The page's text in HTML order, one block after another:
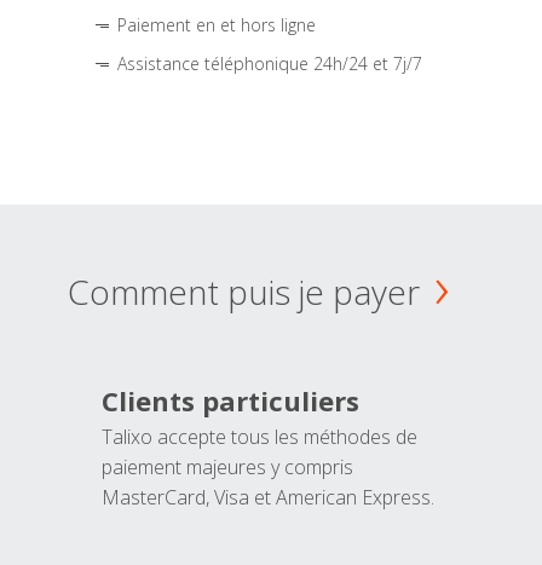
Paiement en et hors ligne
Assistance téléphonique 24h/24 et 7j/7
Comment puis je payer
Clients particuliers
Talixo accepte tous les méthodes de
paiement majeures y compris
MasterCard, Visa et American Express.